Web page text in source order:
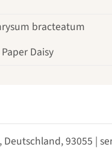
bracteatum
Daisy
93055 |